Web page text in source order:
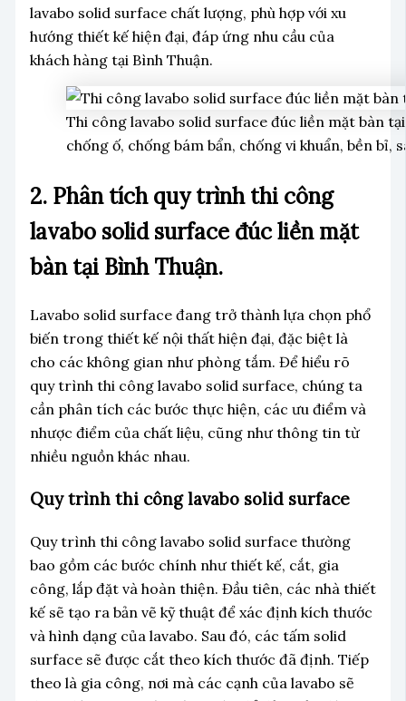
lavabo solid surface chất lượng, phù hợp với xu
hướng thiết kế hiện đại, đáp ứng nhu cầu của
khách hàng tại Bình Thuận.
Thi công lavabo solid surface đúc liền mặt bàn
chống ố, chống bám bẩn, chống vi khuẩn, bền
2. Phân tích quy trình thi công
lavabo solid surface đúc liền mặt
bàn tại Bình Thuận.
Lavabo solid surface đang trở thành lựa chọn phổ
biến trong thiết kế nội thất hiện đại, đặc biệt là
cho các không gian như phòng tắm. Để hiểu rõ
quy trình thi công lavabo solid surface, chúng ta
cần phân tích các bước thực hiện, các ưu điểm và
nhược điểm của chất liệu, cũng như thông tin từ
nhiều nguồn khác nhau.
Quy trình thi công lavabo solid surface
Quy trình thi công lavabo solid surface thường
bao gồm các bước chính như thiết kế, cắt, gia
công, lắp đặt và hoàn thiện. Đầu tiên, các nhà thiết
kế sẽ tạo ra bản vẽ kỹ thuật để xác định kích thước
và hình dạng của lavabo. Sau đó, các tấm solid
surface sẽ được cắt theo kích thước đã định. Tiếp
theo là gia công, nơi mà các cạnh của lavabo sẽ